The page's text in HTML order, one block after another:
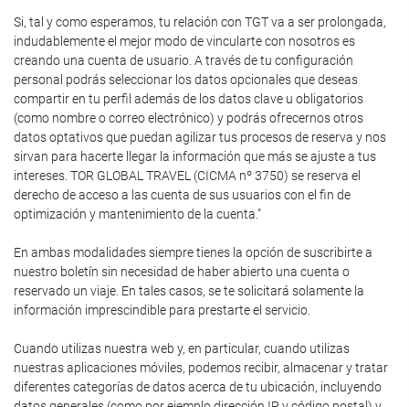
Si, tal y como esperamos, tu relación con TGT va a ser prolongada,
indudablemente el mejor modo de vincularte con nosotros es
creando una cuenta de usuario. A través de tu configuración
personal podrás seleccionar los datos opcionales que deseas
compartir en tu perfil además de los datos clave u obligatorios
(como nombre o correo electrónico) y podrás ofrecernos otros
datos optativos que puedan agilizar tus procesos de reserva y nos
sirvan para hacerte llegar la información que más se ajuste a tus
intereses. TOR GLOBAL TRAVEL (CICMA nº 3750) se reserva el
derecho de acceso a las cuenta de sus usuarios con el fin de
optimización y mantenimiento de la cuenta."
En ambas modalidades siempre tienes la opción de suscribirte a
nuestro boletín sin necesidad de haber abierto una cuenta o
reservado un viaje. En tales casos, se te solicitará solamente la
información imprescindible para prestarte el servicio.
Cuando utilizas nuestra web y, en particular, cuando utilizas
nuestras aplicaciones móviles, podemos recibir, almacenar y tratar
diferentes categorías de datos acerca de tu ubicación, incluyendo